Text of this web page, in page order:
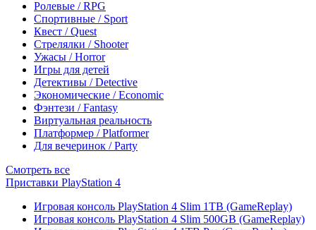
Ролевые / RPG
Спортивные / Sport
Квест / Quest
Стрелялки / Shooter
Ужасы / Horror
Игры для детей
Детективы / Detective
Экономические / Economic
Фэнтези / Fantasy
Виртуальная реальность
Платформер / Platformer
Для вечеринок / Party
Смотреть все
Приставки PlayStation 4
Игровая консоль PlayStation 4 Slim 1TB (GameReplay)
Игровая консоль PlayStation 4 Slim 500GB (GameReplay)